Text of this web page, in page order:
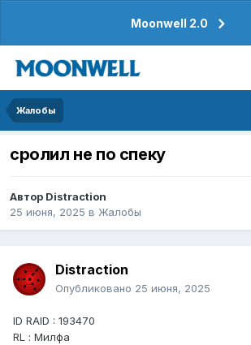
Moonwell 2.0
Жалобы
сролил не по спеку
Автор Distraction
25 июня, 2025 в Жалобы
Distraction
Опубликовано 25 июня, 2025
ID RAID : 193470
RL : Милфа